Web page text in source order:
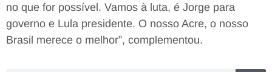
no que for possível. Vamos à luta, é Jorge para
governo e Lula presidente. O nosso Acre, o nosso
Brasil merece o melhor”, complementou.